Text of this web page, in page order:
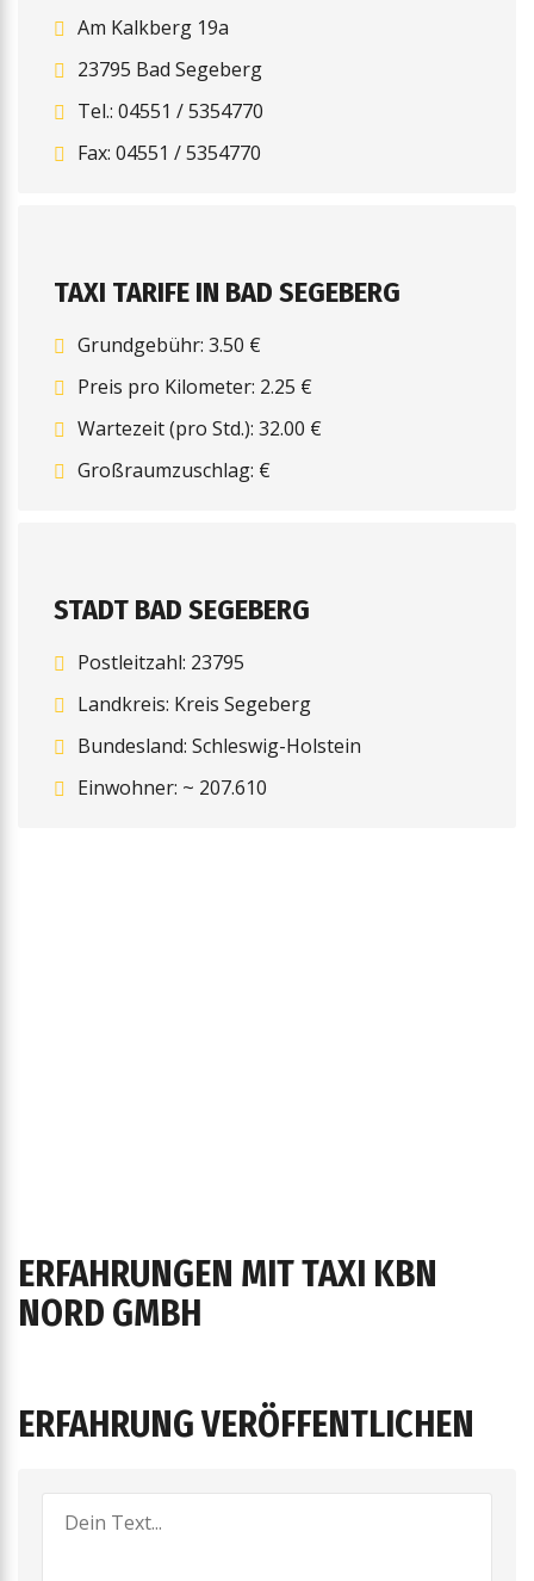
Am Kalkberg 19a
23795 Bad Segeberg
Tel.: 04551 / 5354770
Fax: 04551 / 5354770
TAXI TARIFE IN BAD SEGEBERG
Grundgebühr: 3.50 €
Preis pro Kilometer: 2.25 €
Wartezeit (pro Std.): 32.00 €
Großraumzuschlag: €
STADT BAD SEGEBERG
Postleitzahl: 23795
Landkreis: Kreis Segeberg
Bundesland: Schleswig-Holstein
Einwohner: ~ 207.610
ERFAHRUNGEN MIT TAXI KBN
NORD GMBH
ERFAHRUNG VERÖFFENTLICHEN